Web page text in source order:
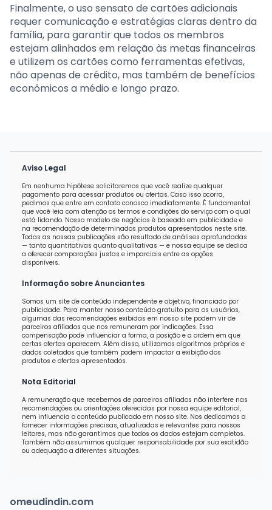
Finalmente, o uso sensato de cartões adicionais
requer comunicação e estratégias claras dentro da
família, para garantir que todos os membros
estejam alinhados em relação às metas financeiras
e utilizem os cartões como ferramentas efetivas,
não apenas de crédito, mas também de benefícios
econômicos a médio e longo prazo.
Aviso Legal
Em nenhuma hipótese solicitaremos que você realize qualquer
pagamento para acessar produtos ou ofertas. Caso isso ocorra,
pedimos que entre em contato conosco imediatamente. É fundamental
que você leia com atenção os termos e condições do serviço com o qual
está lidando. Nosso modelo de negócios é baseado em publicidade e
na recomendação de determinados produtos apresentados neste site.
Todas as nossas publicações são resultado de análises aprofundadas
— tanto quantitativas quanto qualitativas — e nossa equipe se dedica
a oferecer comparações justas e imparciais entre as opções
disponíveis.
Informação sobre Anunciantes
Somos um site de conteúdo independente e objetivo, financiado por
publicidade. Para manter nosso conteúdo gratuito para os usuários,
algumas das recomendações exibidas em nosso site podem vir de
parceiros afiliados que nos remuneram por indicações. Essa
compensação pode influenciar a forma, a posição e a ordem em que
certas ofertas aparecem. Além disso, utilizamos algoritmos próprios e
dados coletados que também podem impactar a exibição dos
produtos e ofertas apresentados.
Nota Editorial
A remuneração que recebemos de parceiros afiliados não interfere nas
recomendações ou orientações oferecidas por nossa equipe editorial,
nem influencia o conteúdo publicado em nosso site. Nos dedicamos a
fornecer informações precisas, atualizadas e relevantes para nossos
leitores, mas não garantimos que todos os dados estejam completos.
Também não assumimos qualquer responsabilidade por sua exatidão
ou adequação a diferentes situações.
omeudindin.com